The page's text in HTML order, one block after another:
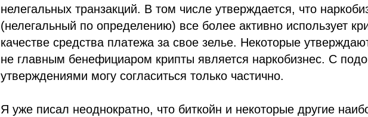
нелегальных транзакций. В том числе утверждается, что
(нелегальный по определению) все более активно использует
качестве средства платежа за свое зелье. Некоторые
не главным бенефициаром крипты является наркобизнес. С
утверждениями могу согласиться только частично.
Я уже писал неоднократно, что биткойн и некоторые другие